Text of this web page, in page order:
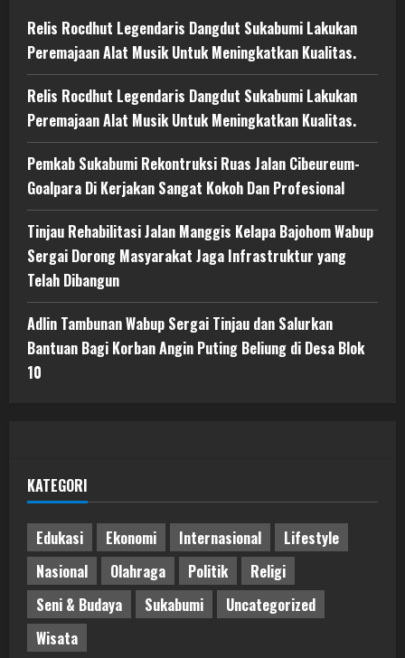
Relis Rocdhut Legendaris Dangdut Sukabumi Lakukan
Peremajaan Alat Musik Untuk Meningkatkan Kualitas.
Relis Rocdhut Legendaris Dangdut Sukabumi Lakukan
Peremajaan Alat Musik Untuk Meningkatkan Kualitas.
Pemkab Sukabumi Rekontruksi Ruas Jalan Cibeureum-
Goalpara Di Kerjakan Sangat Kokoh Dan Profesional
Tinjau Rehabilitasi Jalan Manggis Kelapa Bajohom Wabup
Sergai Dorong Masyarakat Jaga Infrastruktur yang
Telah Dibangun
Adlin Tambunan Wabup Sergai Tinjau dan Salurkan
Bantuan Bagi Korban Angin Puting Beliung di Desa Blok
10
KATEGORI
Edukasi Ekonomi Internasional
Lifestyle
Nasional
Olahraga Politik
Religi
Seni & Budaya
Sukabumi
Uncategorized
Wisata